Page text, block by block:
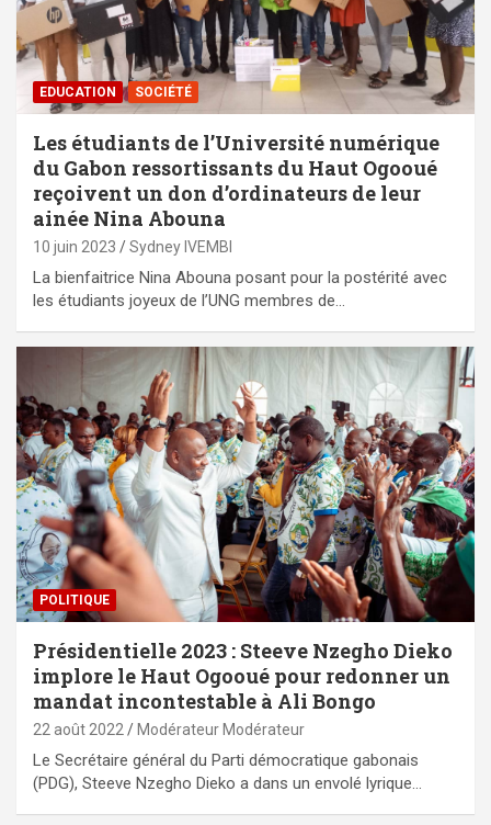
EDUCATION SOCIÉTÉ
Les étudiants de l’Université numérique
du Gabon ressortissants du Haut Ogooué
reçoivent un don d’ordinateurs de leur
ainée Nina Abouna
10 juin 2023 Sydney IVEMBI
La bienfaitrice Nina Abouna posant pour la postérité avec
les étudiants joyeux de l’UNG membres de…
POLITIQUE
Présidentielle 2023 : Steeve Nzegho Dieko
implore le Haut Ogooué pour redonner un
mandat incontestable à Ali Bongo
22 août 2022 Modérateur Modérateur
Le Secrétaire général du Parti démocratique gabonais
(PDG), Steeve Nzegho Dieko a dans un envolé lyrique…